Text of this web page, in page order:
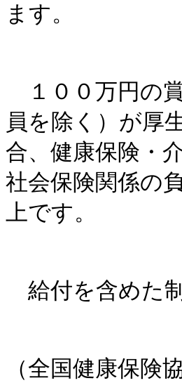
ます。
１００万円の
員を除く）が厚
合、健康保険・
社会保険関係の
上です。
給付を含めた
（全国健康保険